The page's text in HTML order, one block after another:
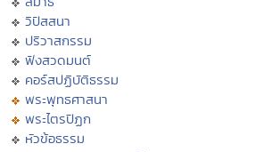
วิปัสสนา
ปริวาสกรรม
ฟังสวดมนต์
คอร์สปฏิบัติธรรม
พระพุทธศาสนา
พระไตรปิฏก
หัวข้อธรรม